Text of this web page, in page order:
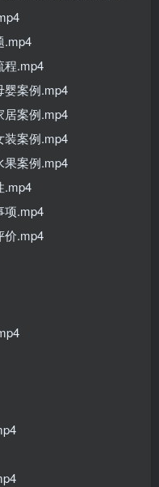
.mp4
程.mp4
婴案例.mp4
居案例.mp4
装案例.mp4
果案例.mp4
.mp4
项.mp4
价.mp4